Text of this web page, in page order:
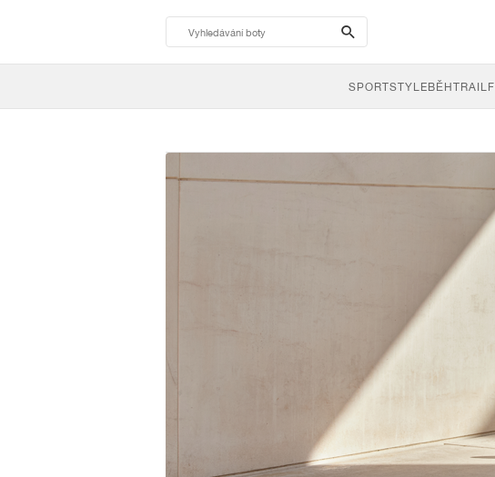
search-
btn
SPORTSTYLEBĚHTRAIL